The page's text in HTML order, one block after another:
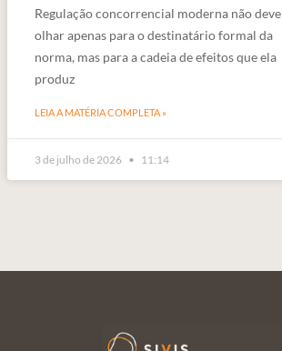
Regulação concorrencial moderna não deve
olhar apenas para o destinatário formal da
norma, mas para a cadeia de efeitos que ela
produz
LEIA A MATÉRIA COMPLETA »
3 de julho de 2026 11:14